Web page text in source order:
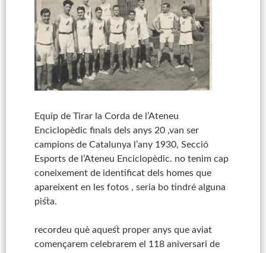
Equip de Tirar la Corda de l’Ateneu
Enciclopèdic finals dels anys 20 ,van ser
campions de Catalunya l’any 1930, Secció
Esports de l’Ateneu Enciclopèdic. no tenim cap
coneixement de identificat dels homes que
apareixent en les fotos , seria bo tindré alguna
pista.
recordeu què aquest proper anys que aviat
començarem celebrarem el 118 aniversari de